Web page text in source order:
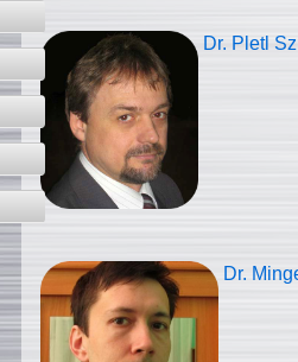
Dr. Pletl
Dr.